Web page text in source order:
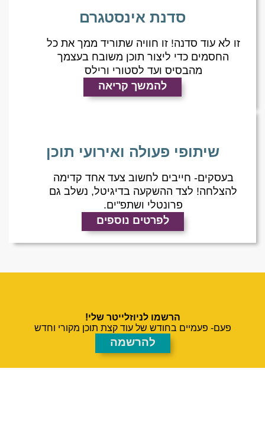
סדנת אינסטגרם
זו לא עוד סדנה! זו חוויה שתוריד ממך את כל
החסמים כדי ליצור תוכן משובח בעצמך
מהבסיס ועד לסטורי ורילס
להמשך קריאה
שיתופי פעולה ואירועי תוכן
בעסקים- חייבים לחשוב צעד אחד קדימה
להצלחה! לצד ההשקעה בדיגיטל, נשלב גם
פרונטלי ושתפ"ים.
לפרטים נוספים
הרשמו לניוזלייטר שלי!
פעם- פעמיים בחודש של עוד קצת תוכן מקורי וחדש
להרשמה